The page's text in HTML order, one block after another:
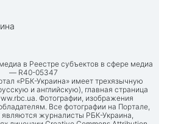
в Реестре субъектов в сфере медиа
— R40-05347
«РБК-Украина» имеет трехязычную
и английскую), главная страница
. Фотографии, изображения
Все фотографии на Портале,
являются журналисты РБК-Украина,